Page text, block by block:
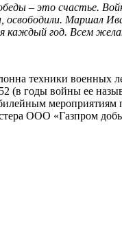
– это счастье.
освободили. Маршал
каждый год. Всем
техники
годы войны ее
мероприятиям
ООО «Газпром